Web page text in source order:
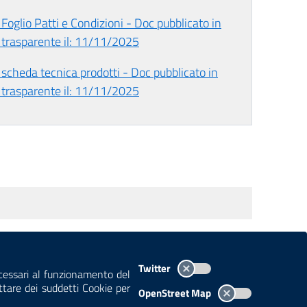
al funzionamento del
dei suddetti Cookie per
Twitter
OpenStreet Map
Patti e Condizioni - Doc pubblicato in
il: 11/11/2025
tecnica prodotti - Doc pubblicato in
il: 11/11/2025
AREA DIPENDENTI